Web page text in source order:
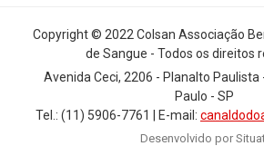
Copyright © 2022 Colsan Associação
de Sangue - Todos os direitos
Avenida Ceci, 2206 - Planalto Paulista
Paulo - SP
Tel.: (11) 5906-7761 | E-mail:
Desenvolvido por